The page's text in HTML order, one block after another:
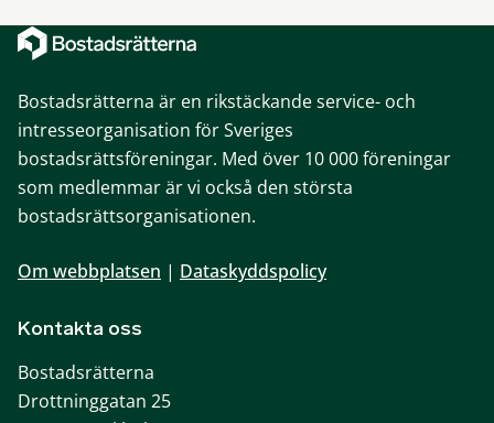
Bostadsrätterna är en rikstäckande service- och
intresseorganisation för Sveriges
bostadsrättsföreningar. Med över 10 000 föreningar
som medlemmar är vi också den största
bostadsrättsorganisationen.
Om webbplatsen | Dataskyddspolicy
Kontakta oss
Bostadsrätterna
Drottninggatan 25